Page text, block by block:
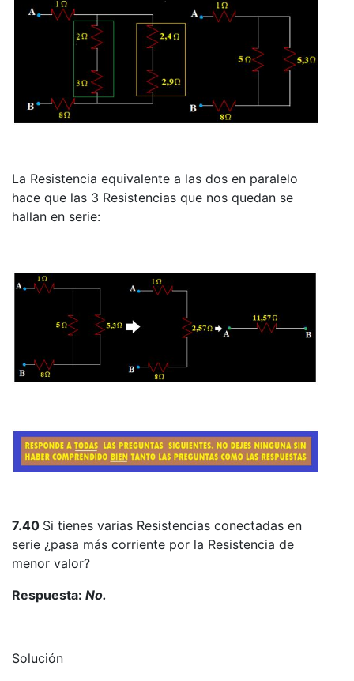
La Resistencia equivalente a las dos en paralelo
hace que las 3 Resistencias que nos quedan se
hallan en serie:
7.40 Si tienes varias Resistencias conectadas en
serie ¿pasa más corriente por la Resistencia de
menor valor?
Respuesta: No.
Solución